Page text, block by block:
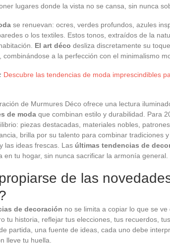
lugares donde la vista no se cansa, sin nunca
se renuevan: ocres, verdes profundos, azules
o los textiles. Estos tonos, extraídos de la
El art déco desliza discretamente su
combinándose a la perfección con el minimalismo
Descubre las tendencias de moda imprescindibles
de Murmures Déco ofrece una lectura
de moda que combinan estilo y durabilidad. Para
piezas destacadas, materiales nobles,
brilla por su talento para combinar tradiciones
las ideas frescas. Las últimas tendencias de
en tu hogar, sin nunca sacrificar la armonía general.
de las
de decoración no se limita a copiar lo que se
tu historia, reflejar tus elecciones, tus recuerdos,
partida, una fuente de ideas, cada uno debe
lleve tu huella.